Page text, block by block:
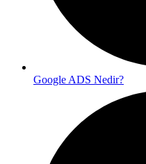
Google ADS Nedir?